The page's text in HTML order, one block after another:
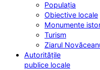
Populația
Obiective locale
Monumente
Turism
Ziarul
Autoritățile
publice locale